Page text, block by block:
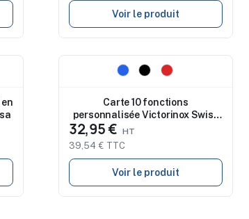
Voir le produit
Carte 10 fonctions
personnalisée Victorinox Swiss
Card Classic
32,95 €
39,54 € TTC
Voir le produit